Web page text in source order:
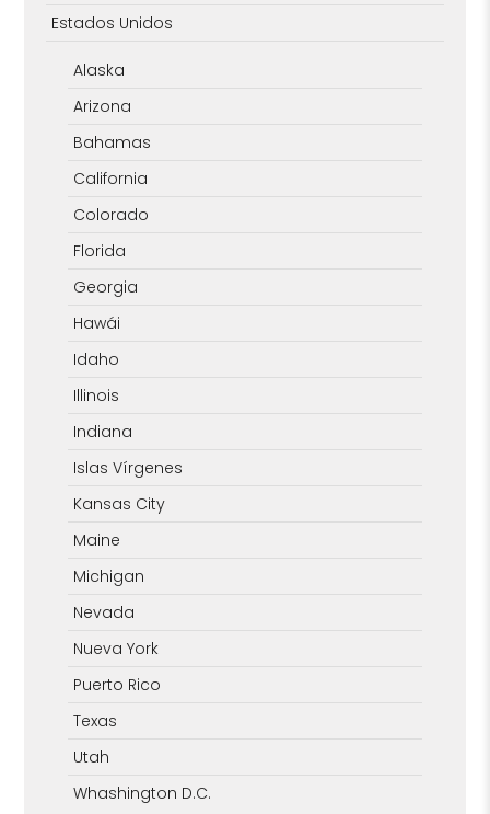
Estados Unidos
Alaska
Arizona
Bahamas
California
Colorado
Florida
Georgia
Hawái
Idaho
Illinois
Indiana
Islas Vírgenes
Kansas City
Maine
Michigan
Nevada
Nueva York
Puerto Rico
Texas
Utah
Whashington D.C.